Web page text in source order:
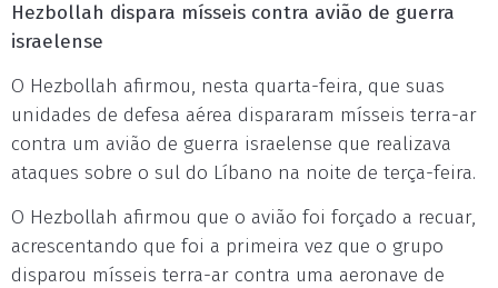
Hezbollah dispara mísseis contra avião de guerra
israelense
O Hezbollah afirmou, nesta quarta-feira, que suas
unidades de defesa aérea dispararam mísseis terra-ar
contra um avião de guerra israelense que realizava
ataques sobre o sul do Líbano na noite de terça-feira.
O Hezbollah afirmou que o avião foi forçado a recuar,
acrescentando que foi a primeira vez que o grupo
disparou mísseis terra-ar contra uma aeronave de